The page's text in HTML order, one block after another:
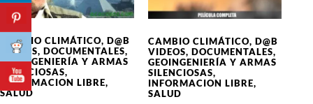
CAMBIO CLIMÁTICO, D@B
VIDEOS, DOCUMENTALES,
GEOINGENIERÍA Y ARMAS
SILENCIOSAS,
INFORMACION LIBRE,
SALUD
CAMBIO CLIMÁTICO, D@B
VIDEOS, DOCUMENTALES,
GEOINGENIERÍA Y ARMAS
SILENCIOSAS,
INFORMACION LIBRE,
SALUD